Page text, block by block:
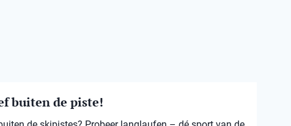
buiten de piste!